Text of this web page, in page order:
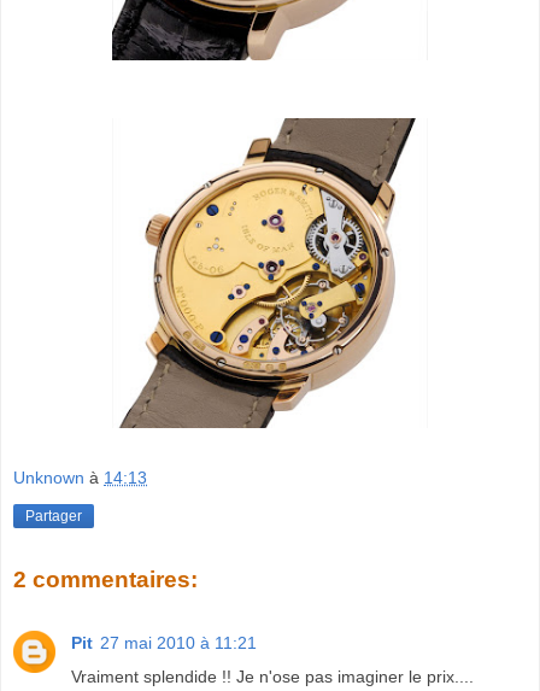
Unknown à 14:13
Partager
2 commentaires:
Pit 27 mai 2010 à 11:21
Vraiment splendide !! Je n'ose pas imaginer le prix....